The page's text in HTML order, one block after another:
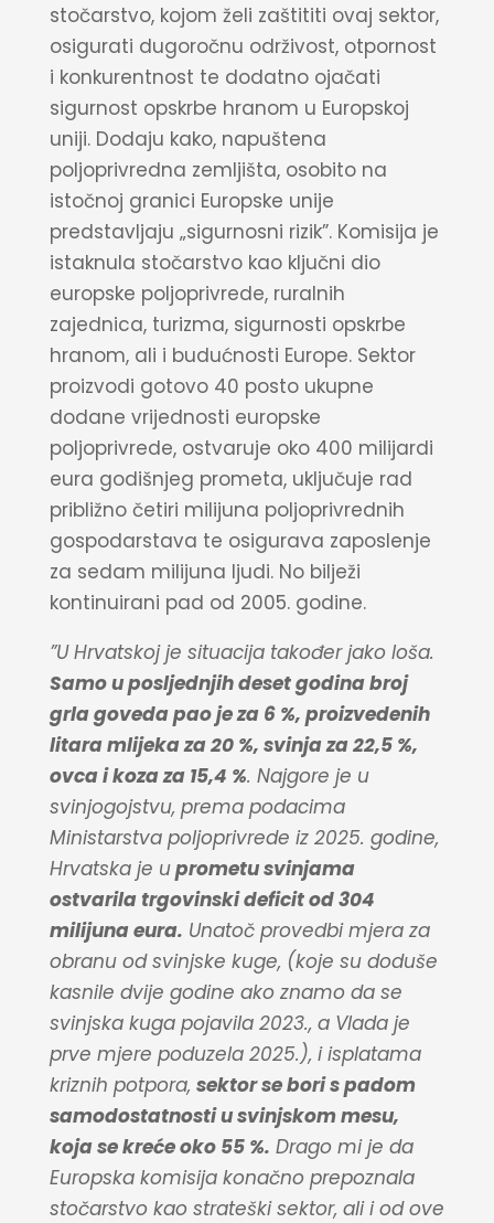
stočarstvo, kojom želi zaštititi ovaj sektor,
osigurati dugoročnu održivost, otpornost
i konkurentnost te dodatno ojačati
sigurnost opskrbe hranom u Europskoj
uniji. Dodaju kako, napuštena
poljoprivredna zemljišta, osobito na
istočnoj granici Europske unije
predstavljaju „sigurnosni rizik”. Komisija je
istaknula stočarstvo kao ključni dio
europske poljoprivrede, ruralnih
zajednica, turizma, sigurnosti opskrbe
hranom, ali i budućnosti Europe. Sektor
proizvodi gotovo 40 posto ukupne
dodane vrijednosti europske
poljoprivrede, ostvaruje oko 400 milijardi
eura godišnjeg prometa, uključuje rad
približno četiri milijuna poljoprivrednih
gospodarstava te osigurava zaposlenje
za sedam milijuna ljudi. No bilježi
kontinuirani pad od 2005. godine.
”U Hrvatskoj je situacija također jako loša.
Samo u posljednjih deset godina broj
grla goveda pao je za 6 %, proizvedenih
litara mlijeka za 20 %, svinja za 22,5 %,
ovca i koza za 15,4 %. Najgore je u
svinjogojstvu, prema podacima
Ministarstva poljoprivrede iz 2025. godine,
Hrvatska je uprometu svinjama
ostvarila trgovinski deficit od 304
milijuna eura. Unatoč provedbi mjera za
obranu od svinjske kuge, (koje su doduše
kasnile dvije godine ako znamo da se
svinjska kuga pojavila 2023., a Vlada je
prve mjere poduzela 2025.), i isplatama
kriznih potpora, sektor se bori s padom
samodostatnosti u svinjskom mesu,
koja se kreće oko 55 %. Drago mi je da
Europska komisija konačno prepoznala
stočarstvo kao strateški sektor, ali i od ove